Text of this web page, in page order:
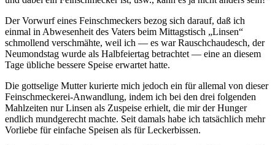
Der Vorwurf eines Feinschmeckers bezog sich darauf, daß ich
einmal in Abwesenheit des Vaters beim Mittagstisch „Linsen“
schmollend verschmähte, weil ich — es war Rauschchaudesch, der
Neumondstag wurde als Halbfeiertag betrachtet — eine an diesem
Tage übliche bessere Speise erwartet hatte.
Die gottselige Mutter kurierte mich jedoch ein für allemal von dieser
Feinschmeckerei-Anwandlung, indem ich bei den drei folgenden
Mahlzeiten nur Linsen als Zuspeise erhielt, die mir der Hunger
endlich mundgerecht machte. Seit damals habe ich tatsächlich mehr
Vorliebe für einfache Speisen als für Leckerbissen.